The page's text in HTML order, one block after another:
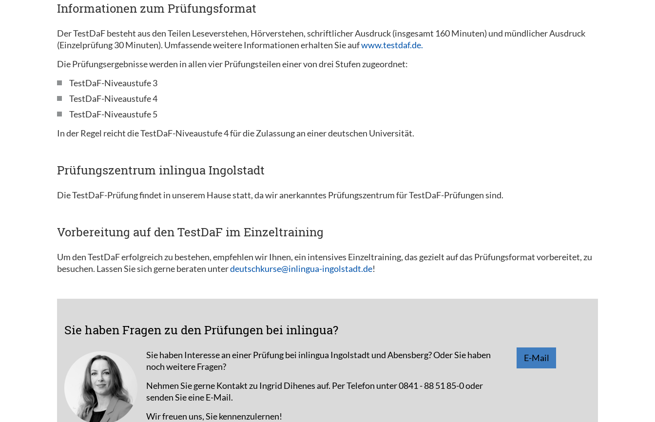
Informationen zum Prüfungsformat
Der TestDaF besteht aus den Teilen Leseverstehen, Hörverstehen, schriftlicher Ausdruck (insgesamt 160 Minuten) und mündlicher Ausdruck
(Einzelprüfung 30 Minuten). Umfassende weitere Informationen erhalten Sie aufwww.testdaf.de.
Die Prüfungsergebnisse werden in allen vier Prüfungsteilen einer von drei Stufen zugeordnet:
TestDaF-Niveaustufe 3
TestDaF-Niveaustufe 4
TestDaF-Niveaustufe 5
In der Regel reicht die TestDaF-Niveaustufe 4 für die Zulassung an einer deutschen Universität.
Prüfungszentrum inlingua Ingolstadt
Die TestDaF-Prüfung findet in unserem Hause statt, da wir anerkanntes Prüfungszentrum für TestDaF-Prüfungen sind.
Vorbereitung auf den TestDaF im Einzeltraining
Um den TestDaF erfolgreich zu bestehen, empfehlen wir Ihnen, ein intensives Einzeltraining, das gezielt auf das Prüfungsformat vorbereitet, zu
besuchen. Lassen Sie sich gerne beraten unterdeutschkurse@inlingua-ingolstadt.de!
Sie haben Fragen zu den Prüfungen bei inlingua?
Sie haben Interesse an einer Prüfung bei inlingua Ingolstadt und Abensberg? Oder Sie haben
noch weitere Fragen?
Nehmen Sie gerne Kontakt zu Ingrid Dihenes auf. Per Telefon unter 0841 - 88 51 85-0 oder
senden Sie eine E-Mail.
Wir freuen uns, Sie kennenzulernen!
E-Mail